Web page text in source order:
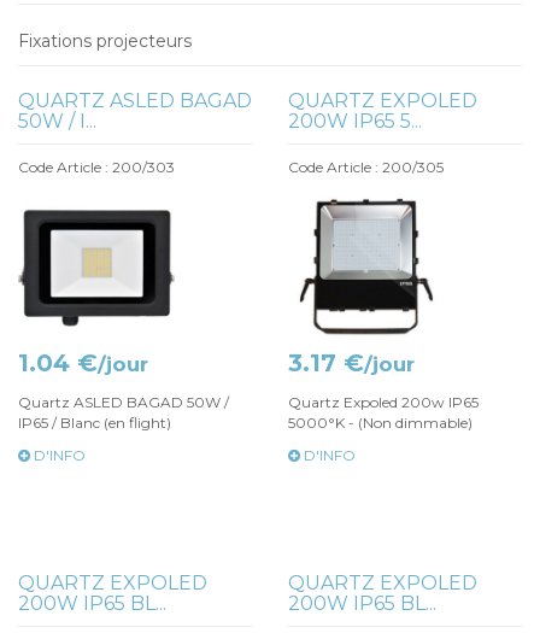
Fixations projecteurs
QUARTZ ASLED BAGAD
50W / I...
Code Article : 200/303
1.04 €/jour
Quartz ASLED BAGAD 50W /
IP65 / Blanc (en flight)
D'INFO
QUARTZ EXPOLED
200W IP65 5...
Code Article : 200/305
3.17 €/jour
Quartz Expoled 200w IP65
5000°K - (Non dimmable)
D'INFO
QUARTZ EXPOLED
200W IP65 BL...
QUARTZ EXPOLED
200W IP65 BL...